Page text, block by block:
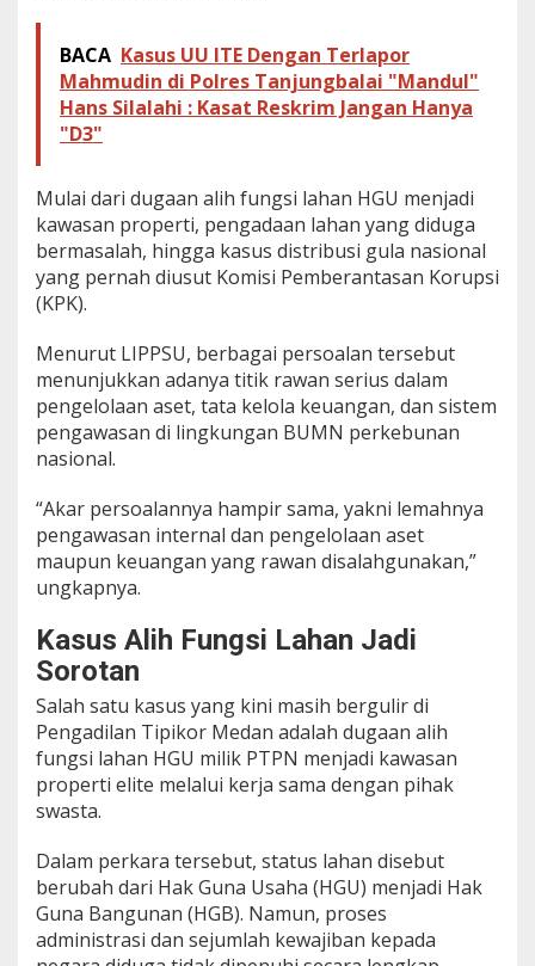
BACA Kasus UU ITE Dengan Terlapor
Mahmudin di Polres Tanjungbalai "Mandul"
Hans Silalahi : Kasat Reskrim Jangan Hanya
"D3"
Mulai dari dugaan alih fungsi lahan HGU menjadi
kawasan properti, pengadaan lahan yang diduga
bermasalah, hingga kasus distribusi gula nasional
yang pernah diusut Komisi Pemberantasan Korupsi
(KPK).
Menurut LIPPSU, berbagai persoalan tersebut
menunjukkan adanya titik rawan serius dalam
pengelolaan aset, tata kelola keuangan, dan sistem
pengawasan di lingkungan BUMN perkebunan
nasional.
“Akar persoalannya hampir sama, yakni lemahnya
pengawasan internal dan pengelolaan aset
maupun keuangan yang rawan disalahgunakan,”
ungkapnya.
Kasus Alih Fungsi Lahan Jadi
Sorotan
Salah satu kasus yang kini masih bergulir di
Pengadilan Tipikor Medan adalah dugaan alih
fungsi lahan HGU milik PTPN menjadi kawasan
properti elite melalui kerja sama dengan pihak
swasta.
Dalam perkara tersebut, status lahan disebut
berubah dari Hak Guna Usaha (HGU) menjadi Hak
Guna Bangunan (HGB). Namun, proses
administrasi dan sejumlah kewajiban kepada